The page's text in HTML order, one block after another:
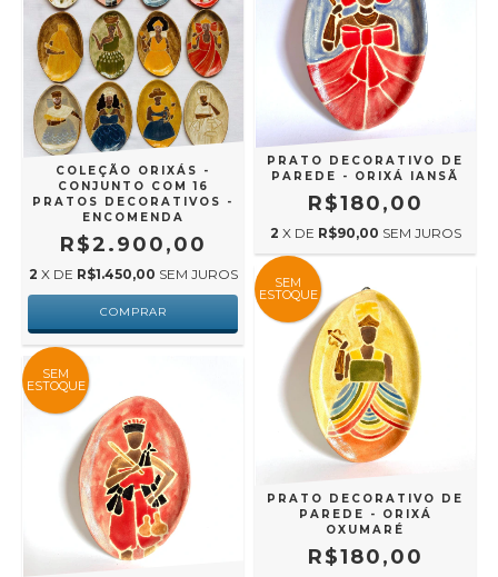
COLEÇÃO ORIXÁS -
CONJUNTO COM 16
PRATOS DECORATIVOS -
ENCOMENDA
R$2.900,00
2 X DE R$1.450,00 SEM JUROS
PRATO DECORATIVO DE
PAREDE - ORIXÁ IANSÃ
R$180,00
2 X DE R$90,00 SEM JUROS
SEM
ESTOQUE
SEM
ESTOQUE
PRATO DECORATIVO DE
PAREDE - ORIXÁ
OXUMARÉ
R$180,00